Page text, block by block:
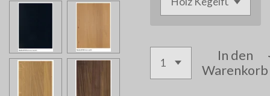
In den
Warenkorb